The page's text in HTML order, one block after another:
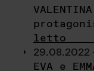
letto
29.08.2022
EVA e